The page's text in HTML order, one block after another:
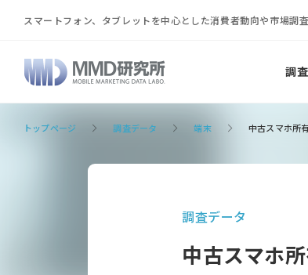
スマートフォン、タブレットを中心とした消費者動向や市場調
調
トップページ 調査データ 端末 中古スマホ所
調査データ
中古スマホ